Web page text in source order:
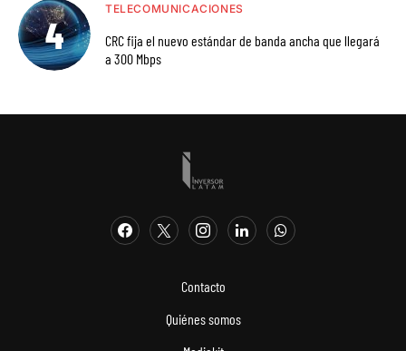
TELECOMUNICACIONES
CRC fija el nuevo estándar de banda ancha que llegará
a 300 Mbps
Contacto
Quiénes somos